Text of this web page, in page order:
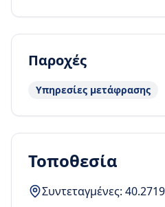
Παροχές
Υπηρεσίες μετάφρασης
Τοποθεσία
Συντεταγμένες: